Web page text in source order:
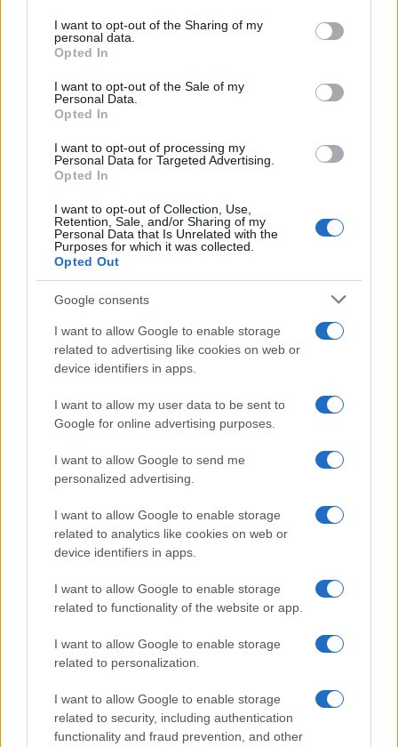
not limited to your visit or usage behaviour. You may click to
grant or deny consent to Google and its third-party tags to
use your data for below specified purposes in below Google
consent section.
I want to opt-out of the Sharing of my
personal data.
Opted In
I want to opt-out of the Sale of my
Personal Data.
Opted In
I want to opt-out of processing my
Personal Data for Targeted Advertising.
Opted In
I want to opt-out of Collection, Use,
Retention, Sale, and/or Sharing of my
Personal Data that Is Unrelated with the
Purposes for which it was collected.
Opted Out
Google consents
I want to allow Google to enable storage
related to advertising like cookies on web or
device identifiers in apps.
I want to allow my user data to be sent to
Google for online advertising purposes.
I want to allow Google to send me
personalized advertising.
I want to allow Google to enable storage
related to analytics like cookies on web or
device identifiers in apps.
I want to allow Google to enable storage
related to functionality of the website or app.
I want to allow Google to enable storage
related to personalization.
I want to allow Google to enable storage
related to security, including authentication
functionality and fraud prevention, and other
Brentolie daalt naar 88.9 dollar: een week van dalende
grondstoffenprijzen
Sanne De Vries · 7 aug 2026
Brentolie daalt naar 88.9 dollar: grondstoffen onder druk